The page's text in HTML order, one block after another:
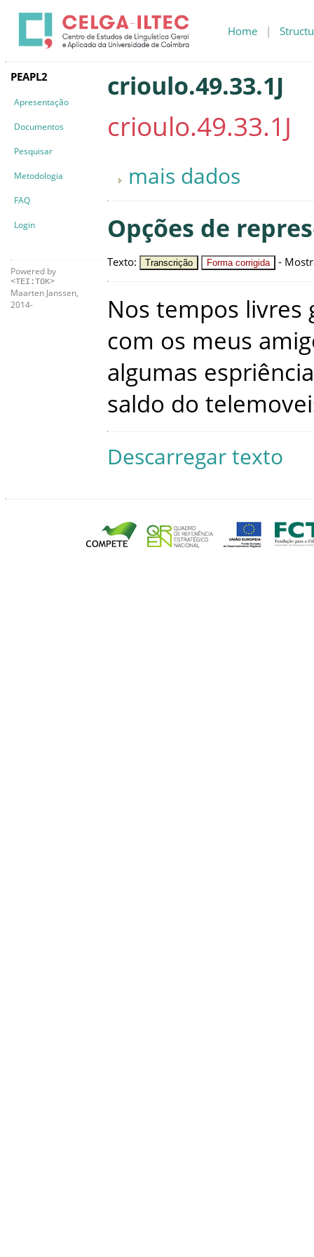
Home |
PEAPL2
Apresentação
Documentos
Pesquisar
Metodologia
FAQ
Login
Powered by
<TEI:TOK>
Maarten Janssen,
2014-
crioulo.49.33.1J
crioulo.49.33.1J
mais dados
Opções de
Texto: Transcrição Forma corrigida -
Nos tempos livres
com os meus
algumas
saldo do
Descarregar texto